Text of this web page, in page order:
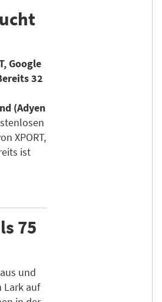
Google
32
(Adyen
XPORT,
ist
75
und
Lark auf